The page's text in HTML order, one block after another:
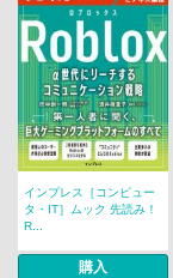
インプレス［コンピュー
タ・IT］ムック 先読み！
R...
購入